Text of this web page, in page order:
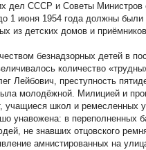
дел СССР и Советы
1 июня 1954 года должны были
из детских домов и
безнадзорных детей в
количество
Лейбович, преступность
молодёжной. Милицией и
учащиеся школ и
унавожена: в переполненных
не знавших отцовского
амнистированных на